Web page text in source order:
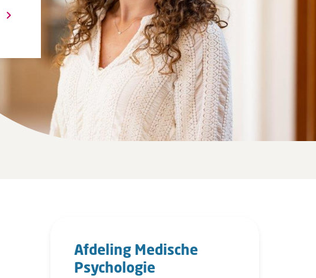
Afdeling Medische
Psychologie